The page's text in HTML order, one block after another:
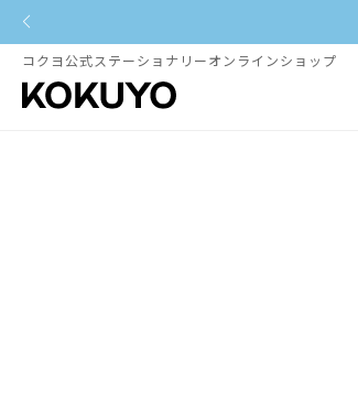
コクヨ公式ステーショナリーオンラインショップ